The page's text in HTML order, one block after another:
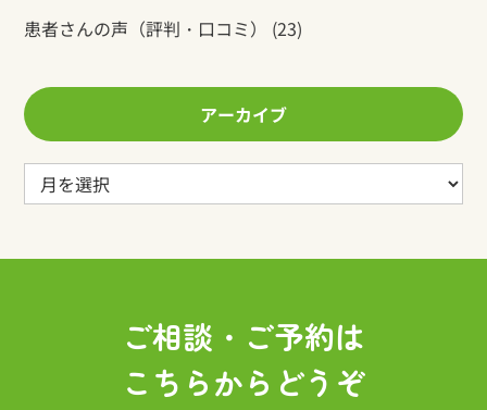
患者さんの声（評判・口コミ） (23)
アーカイブ
ー
ご相談・ご予約は
こちらからどうぞ